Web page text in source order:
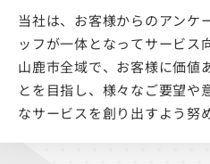
当社は、お客様からのアンケ
ッフが一体となってサービス
山鹿市全域で、お客様に価値
とを目指し、様々なご要望や
なサービスを創り出すよう努